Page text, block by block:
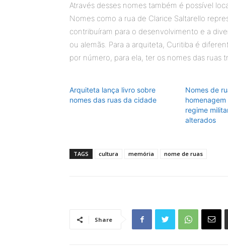
Através desses nomes também é possível
Nomes como a rua de Clarice Saltarello
contribuíram para o desenvolvimento e a
ou alemãs. Para a arquiteta, Curitiba é
por número, para ela, ter os nomes das ruas
Arquiteta lança livro sobre
nomes das ruas da cidade
Nomes de
regime
alterados
TAGS cultura memória nome de ruas
Share